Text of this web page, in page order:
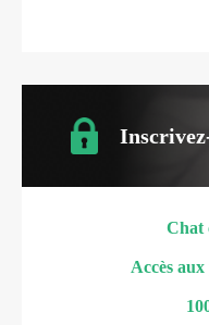
Chat
Accès